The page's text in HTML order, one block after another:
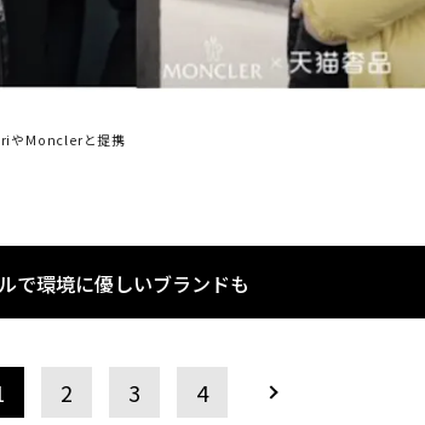
やMonclerと提携
で環境に優しいブランドも
2 3 4